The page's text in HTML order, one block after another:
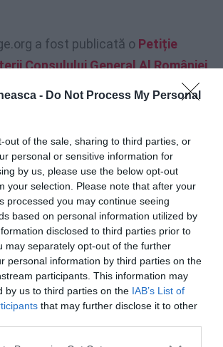
- Do Not Process My Personal
out of the sale, sharing to third parties, or
personal or sensitive information for
by us, please use the below opt-out
your selection. Please note that after your
processed you may continue seeing
based on personal information utilized by
disclosed to third parties prior to
may separately opt-out of the further
personal information by third parties on the
participants. This information may
by us to third parties on the IAB’s List of
that may further disclose it to other
a fost publicată o Petiție
Consulului General Al României
până acum de 49 de persoane.
din Milano şi Lombardia a
faptului că, Domnul Adrian
General al României de la Milano, îşi
cu un an şi trei luni înainte
Domniei sale , a fost propus un alt
care este motivul real si nici
care stau la baza deciziei
pe care noi o consideram oricum